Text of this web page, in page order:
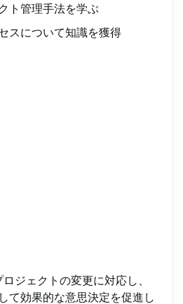
ト管理手法を学ぶ
スについて知識を獲得
ジェクトの変更に対応し、
て効果的な意思決定を促進し